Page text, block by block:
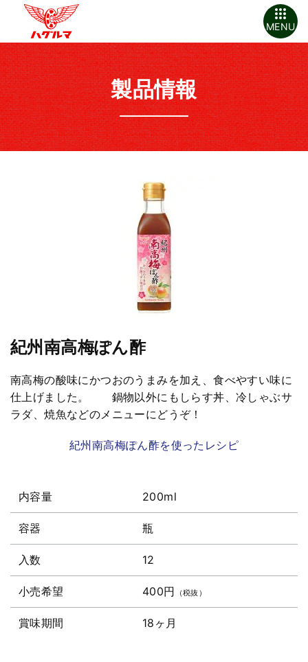
MENU
製品情報
紀州南高梅ぽん酢
南高梅の酸味にかつおのうまみを加え、食べやすい味に
仕上げました。 鍋物以外にもしらす丼、冷しゃぶサ
ラダ、焼魚などのメニューにどうぞ！
紀州南高梅ぽん酢を使ったレシピ
内容量 200ml
容器 瓶
入数 12
小売希望 400円 （税抜）
賞味期間 18ヶ月